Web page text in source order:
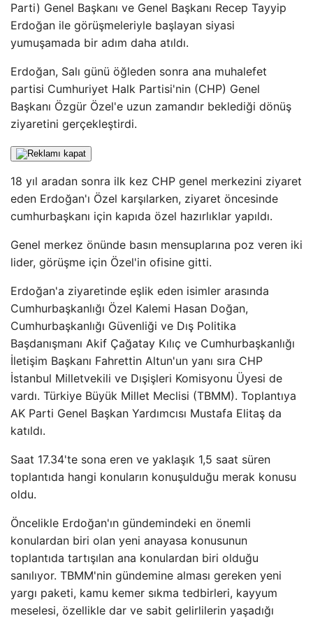
Parti) Genel Başkanı ve Genel Başkanı Recep Tayyip
Erdoğan ile görüşmeleriyle başlayan siyasi
yumuşamada bir adım daha atıldı.
Erdoğan, Salı günü öğleden sonra ana muhalefet
partisi Cumhuriyet Halk Partisi'nin (CHP) Genel
Başkanı Özgür Özel'e uzun zamandır beklediği dönüş
ziyaretini gerçekleştirdi.
18 yıl aradan sonra ilk kez CHP genel merkezini ziyaret
eden Erdoğan'ı Özel karşılarken, ziyaret öncesinde
cumhurbaşkanı için kapıda özel hazırlıklar yapıldı.
Genel merkez önünde basın mensuplarına poz veren iki
lider, görüşme için Özel'in ofisine gitti.
Erdoğan'a ziyaretinde eşlik eden isimler arasında
Cumhurbaşkanlığı Özel Kalemi Hasan Doğan,
Cumhurbaşkanlığı Güvenliği ve Dış Politika
Başdanışmanı Akif Çağatay Kılıç ve Cumhurbaşkanlığı
İletişim Başkanı Fahrettin Altun'un yanı sıra CHP
İstanbul Milletvekili ve Dışişleri Komisyonu Üyesi de
vardı. Türkiye Büyük Millet Meclisi (TBMM). Toplantıya
AK Parti Genel Başkan Yardımcısı Mustafa Elitaş da
katıldı.
Saat 17.34'te sona eren ve yaklaşık 1,5 saat süren
toplantıda hangi konuların konuşulduğu merak konusu
oldu.
Öncelikle Erdoğan'ın gündemindeki en önemli
konulardan biri olan yeni anayasa konusunun
toplantıda tartışılan ana konulardan biri olduğu
sanılıyor. TBMM'nin gündemine alması gereken yeni
yargı paketi, kamu kemer sıkma tedbirleri, kayyum
meselesi, özellikle dar ve sabit gelirlilerin yaşadığı